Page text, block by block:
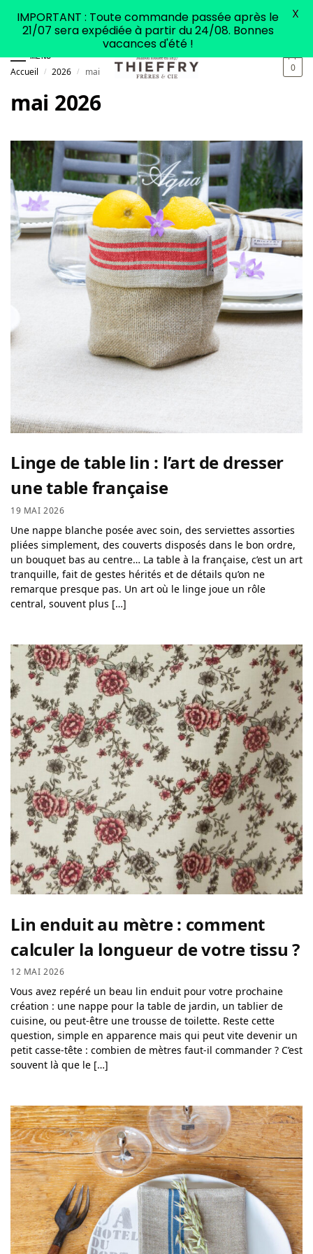
MENU
0
Accueil / 2026 / mai
mai 2026
Linge de table lin : l’art de dresser
une table française
19 MAI 2026
Une nappe blanche posée avec soin, des serviettes assorties
pliées simplement, des couverts disposés dans le bon ordre,
un bouquet bas au centre… La table à la française, c’est un art
tranquille, fait de gestes hérités et de détails qu’on ne
remarque presque pas. Un art où le linge joue un rôle
central, souvent plus […]
Lin enduit au mètre : comment
calculer la longueur de votre tissu ?
12 MAI 2026
Vous avez repéré un beau lin enduit pour votre prochaine
création : une nappe pour la table de jardin, un tablier de
cuisine, ou peut-être une trousse de toilette. Reste cette
question, simple en apparence mais qui peut vite devenir un
petit casse-tête : combien de mètres faut-il commander ? C’est
souvent là que le […]
IMPORTANT : Toute commande passée après le
21/07 sera expédiée à partir du 24/08. Bonnes
vacances d'été !
X